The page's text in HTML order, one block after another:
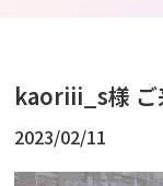
kaoriii_s様 ご
2023/02/11